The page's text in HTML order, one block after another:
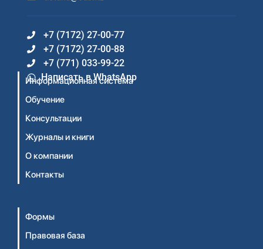
+7 (7172) 27-00-77
+7 (7172) 27-00-88
+7 (771) 033-99-22
Написать в WhatsApp
Информационная система
Обучение
Консультации
Журналы и книги
О компании
Контакты
Формы
Правовая база